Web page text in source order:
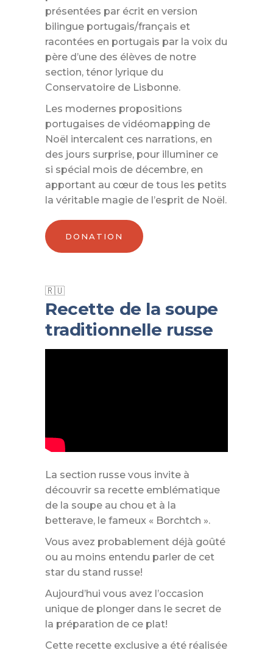
présentées par écrit en version
bilingue portugais/français et
racontées en portugais par la voix du
père d’une des élèves de notre
section, ténor lyrique du
Conservatoire de Lisbonne.
Les modernes propositions
portugaises de vidéomapping de
Noël intercalent ces narrations, en
des jours surprise, pour illuminer ce
si spécial mois de décembre, en
apportant au cœur de tous les petits
la véritable magie de l’esprit de Noël.
DONATION
Recette de la soupe
traditionnelle russe
La section russe vous invite à
découvrir sa recette emblématique
de la soupe au chou et à la
betterave, le fameux « Borchtch ».
Vous avez probablement déjà goûté
ou au moins entendu parler de cet
star du stand russe!
Aujourd’hui vous avez l’occasion
unique de plonger dans le secret de
la préparation de ce plat!
Cette recette exclusive a été réalisée